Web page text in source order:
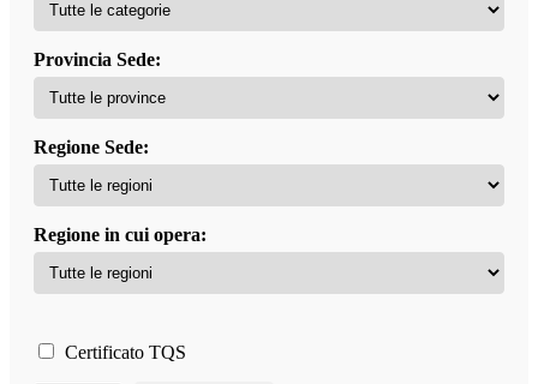
Provincia Sede:
Regione Sede:
Regione in cui opera:
Certificato TQS